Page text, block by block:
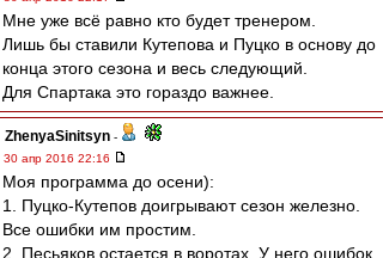
Мне уже всё равно кто будет тренером.
Лишь бы ставили Кутепова и Пуцко в основу до
конца этого сезона и весь следующий.
Для Спартака это гораздо важнее.
ZhenyaSinitsyn -
30 апр 2016 22:16
Моя программа до осени):
1. Пуцко-Кутепов доигрывают сезон железно.
Все ошибки им простим.
2. Песьяков остается в воротах. У него ошибок